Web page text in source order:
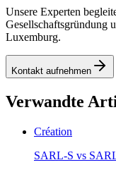
Unsere Experten
Gesellschaftsgründung
Luxemburg.
Kontakt aufnehmen
Verwandte
Création
SARL-S vs